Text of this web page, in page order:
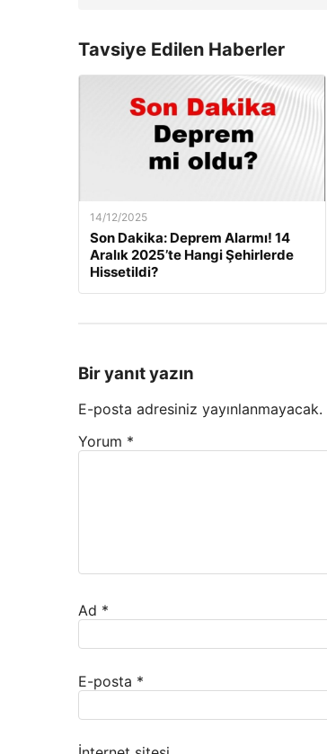
Tavsiye Edilen Haberler
14/12/2025
Son Dakika: Deprem Alarmı! 14
Aralık 2025’te Hangi Şehirlerde
Hissetildi?
Bir yanıt yazın
E-posta adresiniz yayınlanmayacak.
Yorum *
Ad *
E-posta *